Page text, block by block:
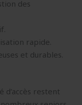
des
rapide.
et durables.
d’accès restent